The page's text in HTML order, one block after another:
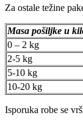
Za ostale težine
Masa pošiljke u
0 – 2 kg
2-5 kg
5-10 kg
10-20 kg
Isporuka robe se